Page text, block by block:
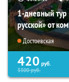
1-дневный тур
русской» от
Достоевская
420 руб.
3300руб.